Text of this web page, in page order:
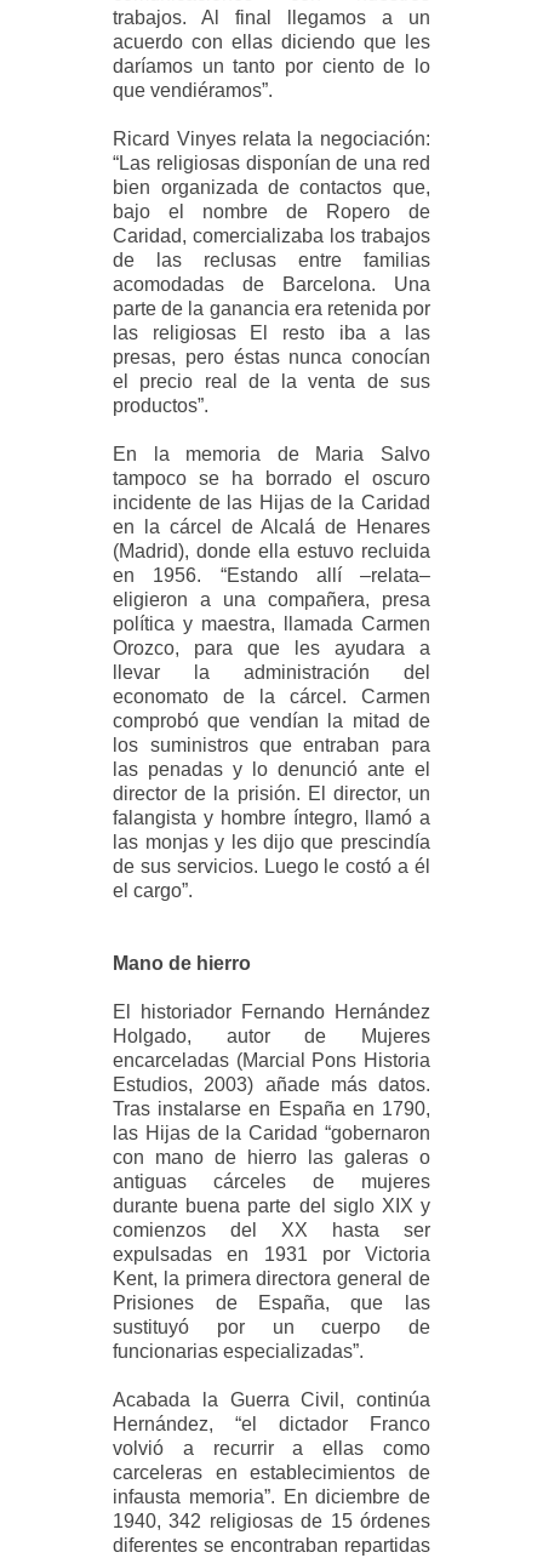
trabajos. Al final llegamos a un
acuerdo con ellas diciendo que les
daríamos un tanto por ciento de lo
que vendiéramos”.
Ricard Vinyes relata la negociación:
“Las religiosas disponían de una red
bien organizada de contactos que,
bajo el nombre de Ropero de
Caridad, comercializaba los trabajos
de las reclusas entre familias
acomodadas de Barcelona. Una
parte de la ganancia era retenida por
las religiosas El resto iba a las
presas, pero éstas nunca conocían
el precio real de la venta de sus
productos”.
En la memoria de Maria Salvo
tampoco se ha borrado el oscuro
incidente de las Hijas de la Caridad
en la cárcel de Alcalá de Henares
(Madrid), donde ella estuvo recluida
en 1956. “Estando allí –relata–
eligieron a una compañera, presa
política y maestra, llamada Carmen
Orozco, para que les ayudara a
llevar la administración del
economato de la cárcel. Carmen
comprobó que vendían la mitad de
los suministros que entraban para
las penadas y lo denunció ante el
director de la prisión. El director, un
falangista y hombre íntegro, llamó a
las monjas y les dijo que prescindía
de sus servicios. Luego le costó a él
el cargo”.
Mano de hierro
El historiador Fernando Hernández
Holgado, autor de Mujeres
encarceladas (Marcial Pons Historia
Estudios, 2003) añade más datos.
Tras instalarse en España en 1790,
las Hijas de la Caridad “gobernaron
con mano de hierro las galeras o
antiguas cárceles de mujeres
durante buena parte del siglo XIX y
comienzos del XX hasta ser
expulsadas en 1931 por Victoria
Kent, la primera directora general de
Prisiones de España, que las
sustituyó por un cuerpo de
funcionarias especializadas”.
Acabada la Guerra Civil, continúa
Hernández, “el dictador Franco
volvió a recurrir a ellas como
carceleras en establecimientos de
infausta memoria”. En diciembre de
1940, 342 religiosas de 15 órdenes
diferentes se encontraban repartidas